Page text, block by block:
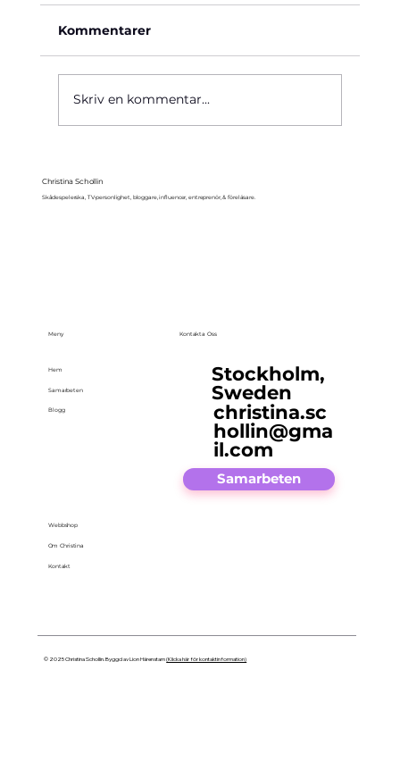
Kommentarer
Skriv en kommentar...
Christina Schollin
Skådespelerska, TV-personlighet, bloggare, influencer, entreprenör, & föreläsare.
Meny
Hem
Samarbeten
Blogg
Webbshop
Om Christina
Kontakt
Kontakta Oss
Stockholm,
Sweden
christina.sc
hollin@gma
il.com
Samarbeten
© 2025 Christina Schollin. Byggd av Lion Härenstam(Klicka här för kontaktinformation)